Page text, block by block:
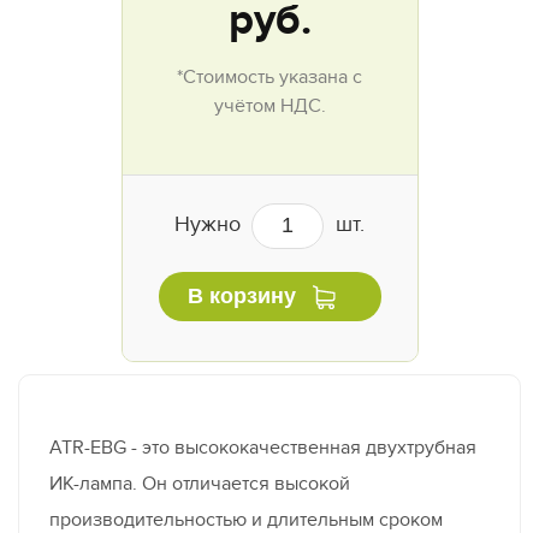
руб.
*Стоимость указана с
учётом НДС.
Нужно шт.
В корзину
ATR-EBG - это высококачественная двухтрубная
ИК-лампа. Он отличается высокой
производительностью и длительным сроком